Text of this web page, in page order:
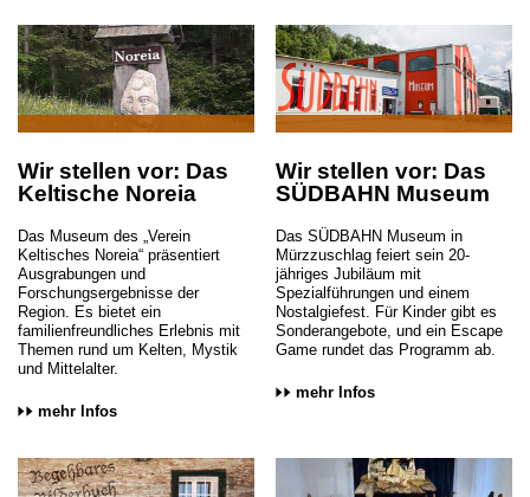
Wir stellen vor: Das
Keltische Noreia
Das Museum des „Verein
Keltisches Noreia“ präsentiert
Ausgrabungen und
Forschungsergebnisse der
Region. Es bietet ein
familienfreundliches Erlebnis mit
Themen rund um Kelten, Mystik
und Mittelalter.
mehr Infos
Wir stellen vor: Das
SÜDBAHN Museum
Das SÜDBAHN Museum in
Mürzzuschlag feiert sein 20-
jähriges Jubiläum mit
Spezialführungen und einem
Nostalgiefest. Für Kinder gibt es
Sonderangebote, und ein Escape
Game rundet das Programm ab.
mehr Infos